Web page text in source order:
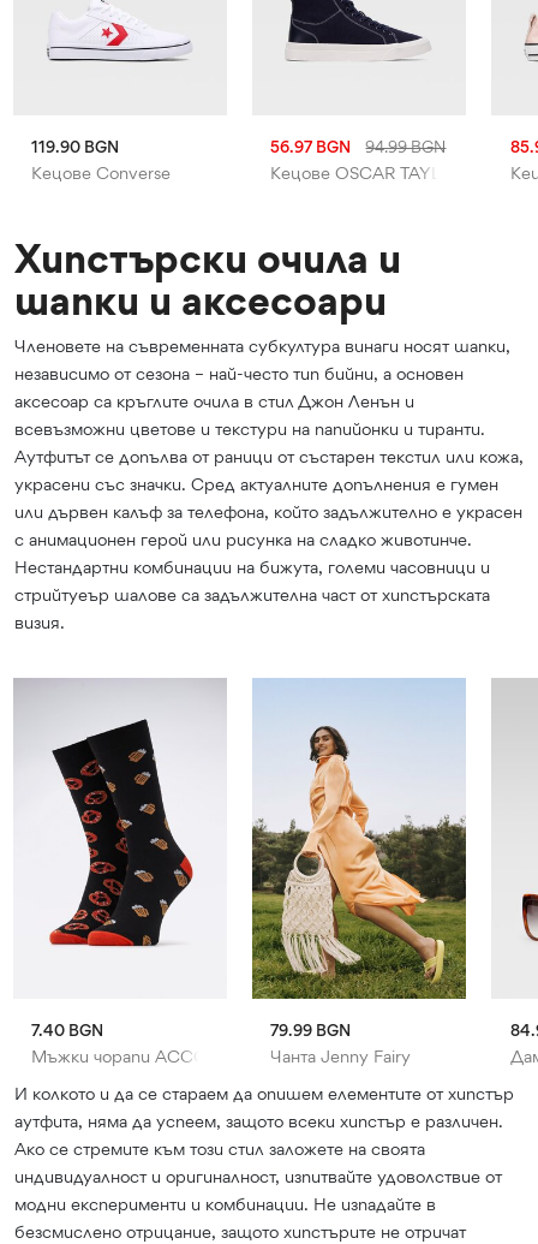
Кецове Converse
119.90 BGN
Кецове OSCAR TAYLOR
94.99 BGN
56.97 BGN
Хипстърски очила и
шапки и аксесоари
Членовете на съвременната субкултура винаги носят шапки,
независимо от сезона – най-често тип бийни, а основен
аксесоар са кръглите очила в стил Джон Ленън и
всевъзможни цветове и текстури на папийонки и тиранти.
Аутфитът се допълва от раници от състарен текстил или кожа,
украсени със значки. Сред актуалните допълнения е гумен
или дървен калъф за телефона, който задължително е украсен
с анимационен герой или рисунка на сладко животинче.
Нестандартни комбинации на бижута, големи часовници и
стрийтуеър шалове са задължителна част от хипстърската
визия.
Мъжки чорапи ACCCESSORIES
7.40 BGN
Чанта Jenny Fairy
79.99 BGN
Rossi
И колкото и да се стараем да опишем елементите от хипстър
аутфита, няма да успеем, защото всеки хипстър е различен.
Ако се стремите към този стил заложете на своята
индивидуалност и оригиналност, изпитвайте удоволствие от
модни експерименти и комбинации. Не изпадайте в
безсмислено отрицание, защото хипстърите не отричат